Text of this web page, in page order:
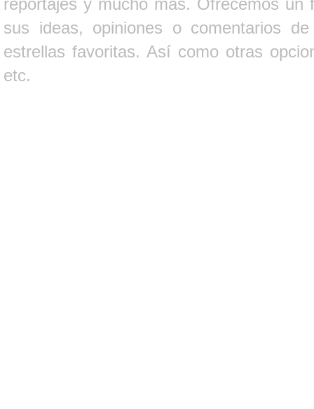
sus ideas, opiniones o comentarios
estrellas favoritas. Así como otras
etc.